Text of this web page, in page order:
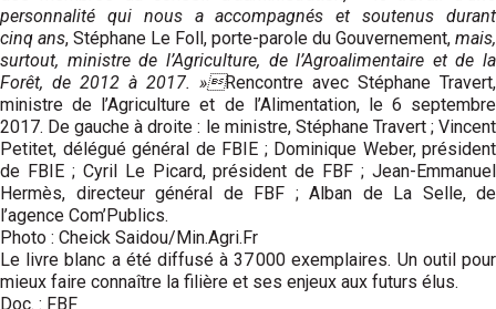
personnalité qui nous a accompa­gnés et soutenus durant
cinq ans, Stéphane Le Foll, porte-parole du Gouvernement, mais,
surtout, ministre de l’Agriculture, de l’Agro­alimentaire et de la
Forêt, de 2012 à 2017. »Rencontre avec Stéphane Travert,
ministre de l’Agriculture et de l’Alimentation, le 6 septembre
2017. De gauche à droite : le ministre, Stéphane Travert ; Vincent
Petitet, délégué général de FBIE ; Dominique Weber, président
de FBIE ; Cyril Le Picard, président de FBF ; Jean-Emmanuel
Hermès, directeur général de FBF ; Alban de La Selle, de
l’agence Com’Publics.
Photo : Cheick Saidou/Min.Agri.Fr
Le livre blanc a été diffusé à 37 000 exemplaires. Un outil pour
mieux faire connaître la filière et ses enjeux aux futurs élus.
Doc. : FBF